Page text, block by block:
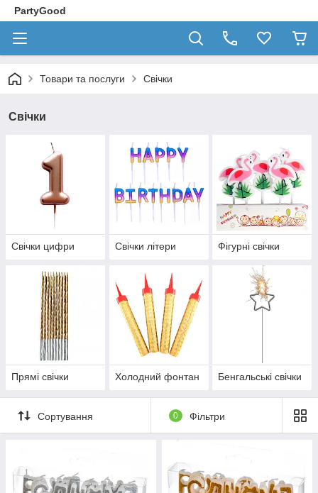
PartyGood
Товари та послуги Свічки
Свічки
Свічки цифри Свічки літери Фігурні свічки
Прямі свічки Холодний фонтан Бенгальські свічки
Сортування 0 Фільтри